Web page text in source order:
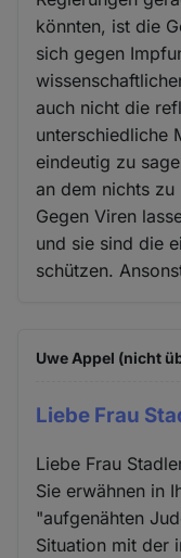
könnten, ist die
sich gegen
auch nicht die
unterschiedliche
eindeutig zu
an dem nichts
Gegen Viren
und sie sind die
schützen.
Uwe Appel (nicht
Liebe Frau
Liebe Frau
Sie erwähnen in
"aufgenähten
Situation mit der